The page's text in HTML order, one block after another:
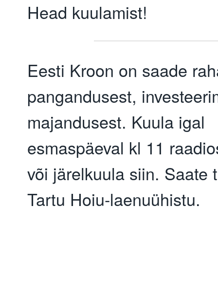
Head kuulamist!
Eesti Kroon on saade
pangandusest,
majandusest. Kuula igal
esmaspäeval kl 11
või järelkuula siin. Saate
Tartu Hoiu-laenuühistu.